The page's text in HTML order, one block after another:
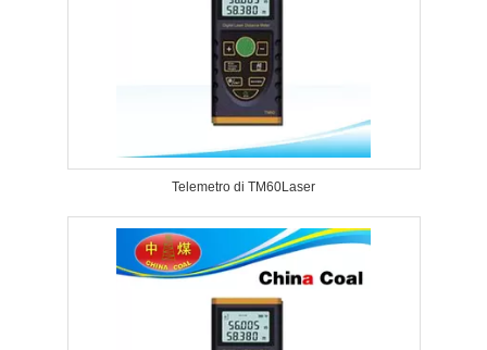
Telemetro di TM60Laser